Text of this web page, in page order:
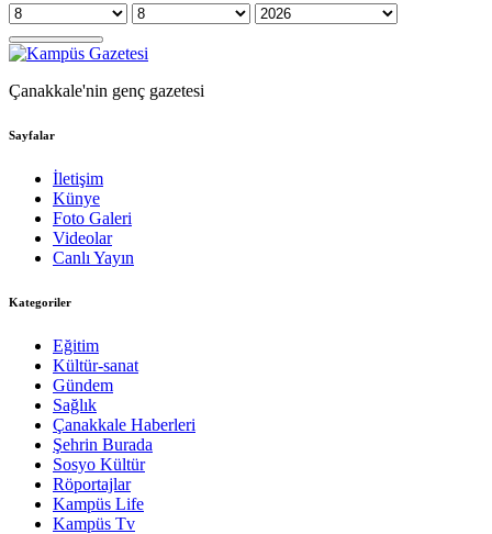
Çanakkale'nin genç gazetesi
Sayfalar
İletişim
Künye
Foto Galeri
Videolar
Canlı Yayın
Kategoriler
Eğitim
Kültür-sanat
Gündem
Sağlık
Çanakkale Haberleri
Şehrin Burada
Sosyo Kültür
Röportajlar
Kampüs Life
Kampüs Tv